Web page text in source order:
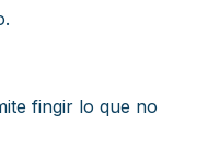
fingir lo que no